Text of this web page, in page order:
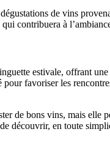
de vins
contribuera à
estivale, offrant
favoriser les
de bons vins, mais elle
découvrir, en toute